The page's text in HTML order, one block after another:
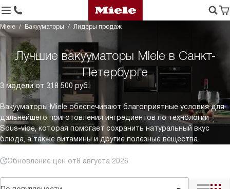
Miele Вакууматоры Лидеры продаж
Лучшие вакууматоры Miele в Санкт-
Петербурге
3 модели от 318 500 руб.
Вакууматоры Miele обеспечивают благоприятные условия для
дальнейшего приготовления ингредиентов по технологии
Sous-vide, которая помогает сохранить натуральный вкус
блюда, а также витамины и другие полезные вещества.
Обновление цен от8 августа 2026